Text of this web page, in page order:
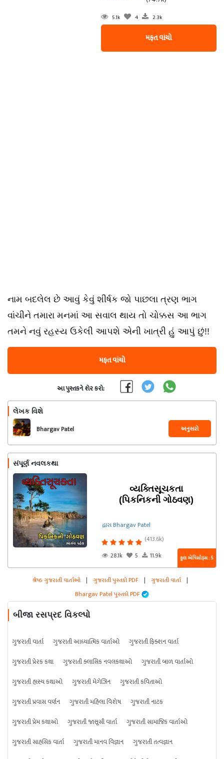
5.1k 4 2.3k
મફત વાંચો
નામ બદલેલ છે આવું કેવું શીર્ષક જો પાછલા ત્રણ ભાગ
વાંચીને તમારા મનમાં આ સવાલ થાય તો ચોક્કસ આ ભાગ
તમને નવું રહસ્ય ઉકેલી આપશે એની ખાત્રી હું આપું છું!!
મફત વાંચો
આ પુસ્તકને શેર કરો:
લેખક વિશે
Bhargav Patel અનુસરો
સંપૂર્ણ નવલકથા
વ્યક્તિસૂચકતા
(પિકનિકની ગોઠવણ)
દ્વારા Bhargav Patel
(413.6k)
28.1k
5 11.9k કુલ એપિસોડ્સ : 5
શ્રેષ્ઠ ગુજરાતી વાર્તાઓ | ગુજરાતી પુસ્તકો PDF | ગુજરાતી વાર્તા |
Bhargav Patel પુસ્તકો PDF
બીજા રસપ્રદ વિકલ્પો
ગુજરાતી વાર્તા ગુજરાતી આધ્યાત્મિક વાર્તાઓ
ગુજરાતી ફિક્શન વાર્તા
ગુજરાતી પ્રેરક કથા
ગુજરાતી ક્લાસિક નવલકથાઓ
ગુજરાતી બાળ વાર્તાઓ
ગુજરાતી હાસ્ય કથાઓ
ગુજરાતી મેગેઝિન
ગુજરાતી કવિતાઓ
ગુજરાતી પ્રવાસ વર્ણન
ગુજરાતી મહિલા વિશેષ
ગુજરાતી નાટક
ગુજરાતી પ્રેમ કથાઓ
ગુજરાતી જાસૂસી વાર્તા
ગુજરાતી સામાજિક વાર્તાઓ
ગુજરાતી સાહસિક વાર્તા
ગુજરાતી માનવ વિજ્ઞાન
ગુજરાતી તત્વજ્ઞાન